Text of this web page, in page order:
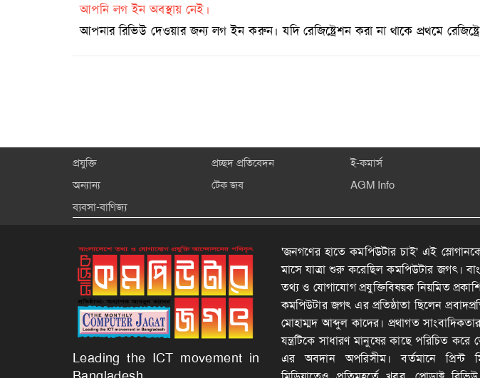
আপনি লগ ইন অবস্থায় নেই।
আপনার রিভিউ দেওয়ার জন্য লগ ইন করুন। যদি রেজিষ্ট্রেশন করা না থাকে প্রথমে
প্রযুক্তি প্রচ্ছদ প্রতিবেদন ই-কমার্স
অন্যান্য
টেক জব AGM Info
ব্যবসা-বাণিজ্য
Leading the ICT movement in
'জনগণের হাতে কমপিউটার চাই' এই
মাসে যাত্রা শুরু করেছিল কমপিউটার জগৎ।
তথ্য ও যোগাযোগ প্রযুক্তিবিষয়ক নিয়মিত
কমপিউটার জগৎ এর প্রতিষ্ঠাতা ছিলেন
মোহাম্মদ আব্দুল কাদের। প্রথাগত
যন্ত্রটিকে সাধারণ মানুষের কাছে পরিচিত
এর অবদান অপরিসীম। বর্তমানে প্রিন্ট